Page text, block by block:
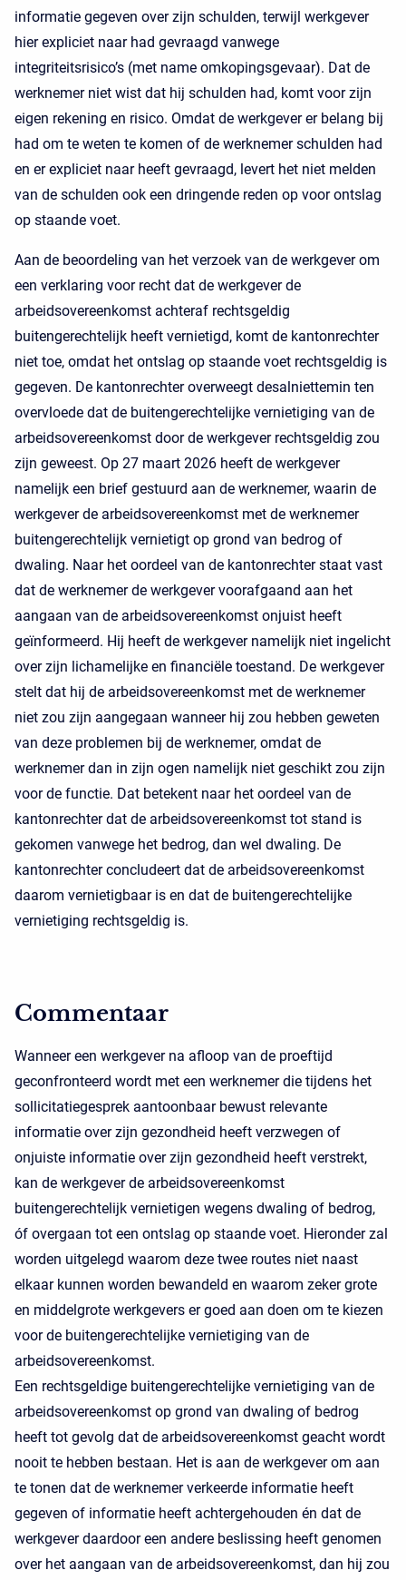
informatie gegeven over zijn schulden, terwijl werkgever
hier expliciet naar had gevraagd vanwege
integriteitsrisico’s (met name omkopingsgevaar). Dat de
werknemer niet wist dat hij schulden had, komt voor zijn
eigen rekening en risico. Omdat de werkgever er belang bij
had om te weten te komen of de werknemer schulden had
en er expliciet naar heeft gevraagd, levert het niet melden
van de schulden ook een dringende reden op voor ontslag
op staande voet.
Aan de beoordeling van het verzoek van de werkgever om
een verklaring voor recht dat de werkgever de
arbeidsovereenkomst achteraf rechtsgeldig
buitengerechtelijk heeft vernietigd, komt de kantonrechter
niet toe, omdat het ontslag op staande voet rechtsgeldig is
gegeven. De kantonrechter overweegt desalniettemin ten
overvloede dat de buitengerechtelijke vernietiging van de
arbeidsovereenkomst door de werkgever rechtsgeldig zou
zijn geweest. Op 27 maart 2026 heeft de werkgever
namelijk een brief gestuurd aan de werknemer, waarin de
werkgever de arbeidsovereenkomst met de werknemer
buitengerechtelijk vernietigt op grond van bedrog of
dwaling. Naar het oordeel van de kantonrechter staat vast
dat de werknemer de werkgever voorafgaand aan het
aangaan van de arbeidsovereenkomst onjuist heeft
geïnformeerd. Hij heeft de werkgever namelijk niet ingelicht
over zijn lichamelijke en financiële toestand. De werkgever
stelt dat hij de arbeidsovereenkomst met de werknemer
niet zou zijn aangegaan wanneer hij zou hebben geweten
van deze problemen bij de werknemer, omdat de
werknemer dan in zijn ogen namelijk niet geschikt zou zijn
voor de functie. Dat betekent naar het oordeel van de
kantonrechter dat de arbeidsovereenkomst tot stand is
gekomen vanwege het bedrog, dan wel dwaling. De
kantonrechter concludeert dat de arbeidsovereenkomst
daarom vernietigbaar is en dat de buitengerechtelijke
vernietiging rechtsgeldig is.
Commentaar
Wanneer een werkgever na afloop van de proeftijd
geconfronteerd wordt met een werknemer die tijdens het
sollicitatiegesprek aantoonbaar bewust relevante
informatie over zijn gezondheid heeft verzwegen of
onjuiste informatie over zijn gezondheid heeft verstrekt,
kan de werkgever de arbeidsovereenkomst
buitengerechtelijk vernietigen wegens dwaling of bedrog,
óf overgaan tot een ontslag op staande voet. Hieronder zal
worden uitgelegd waarom deze twee routes niet naast
elkaar kunnen worden bewandeld en waarom zeker grote
en middelgrote werkgevers er goed aan doen om te kiezen
voor de buitengerechtelijke vernietiging van de
arbeidsovereenkomst.
Een rechtsgeldige buitengerechtelijke vernietiging van de
arbeidsovereenkomst op grond van dwaling of bedrog
heeft tot gevolg dat de arbeidsovereenkomst geacht wordt
nooit te hebben bestaan. Het is aan de werkgever om aan
te tonen dat de werknemer verkeerde informatie heeft
gegeven of informatie heeft achtergehouden én dat de
werkgever daardoor een andere beslissing heeft genomen
over het aangaan van de arbeidsovereenkomst, dan hij zou